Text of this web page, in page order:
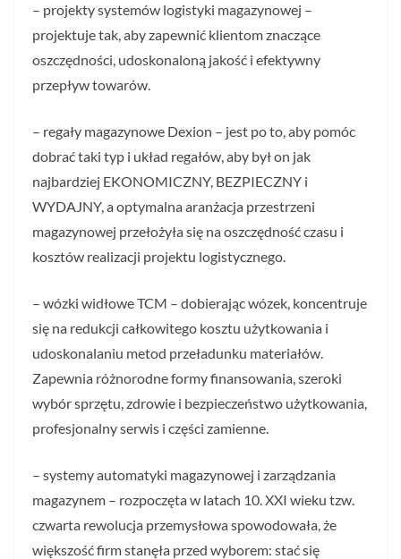
– projekty systemów logistyki magazynowej –
projektuje tak, aby zapewnić klientom znaczące
oszczędności, udoskonaloną jakość i efektywny
przepływ towarów.
– regały magazynowe Dexion – jest po to, aby pomóc
dobrać taki typ i układ regałów, aby był on jak
najbardziej EKONOMICZNY, BEZPIECZNY i
WYDAJNY, a optymalna aranżacja przestrzeni
magazynowej przełożyła się na oszczędność czasu i
kosztów realizacji projektu logistycznego.
– wózki widłowe TCM – dobierając wózek, koncentruje
się na redukcji całkowitego kosztu użytkowania i
udoskonalaniu metod przeładunku materiałów.
Zapewnia różnorodne formy finansowania, szeroki
wybór sprzętu, zdrowie i bezpieczeństwo użytkowania,
profesjonalny serwis i części zamienne.
– systemy automatyki magazynowej i zarządzania
magazynem – rozpoczęta w latach 10. XXI wieku tzw.
czwarta rewolucja przemysłowa spowodowała, że
większość firm stanęła przed wyborem: stać się